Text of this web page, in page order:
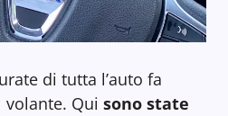
di tutta l’auto fa
Qui sono state